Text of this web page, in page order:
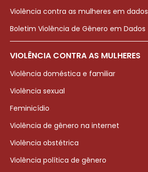
Violência contra as mulheres em dados
Boletim Violência de Gênero em Dados
VIOLÊNCIA CONTRA AS MULHERES
Violência doméstica e familiar
Violência sexual
Feminicídio
Violência de gênero na internet
Violência obstétrica
Violência política de gênero